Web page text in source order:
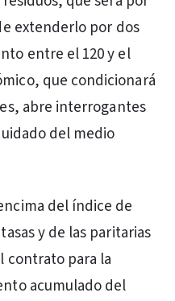
extenderlo por dos
entre el 120 y el
que condicionará
abre interrogantes
del medio
del índice de
y de las paritarias
contrato para la
acumulado del